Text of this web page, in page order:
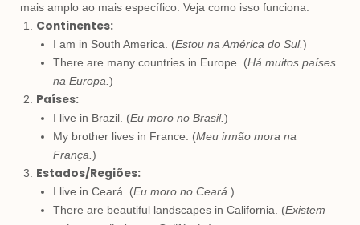
mais amplo ao mais específico. Veja como isso funciona:
Continentes:
I am in South America. (Estou na América do Sul. )
There are many countries in Europe. (Há muitos países
na Europa. )
Países:
I live in Brazil. (Eu moro no Brasil. )
My brother lives in France. (Meu irmão mora na
França. )
Estados/Regiões:
I live in Ceará. (Eu moro no Ceará. )
There are beautiful landscapes in California. (Existem